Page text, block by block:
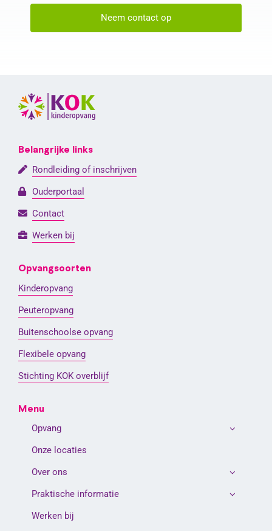
Neem contact op
Belangrijke links
Rondleiding of inschrijven
Ouderportaal
Contact
Werken bij
Opvangsoorten
Kinderopvang
Peuteropvang
Buitenschoolse opvang
Flexibele opvang
Stichting KOK overblijf
Menu
Opvang
Onze locaties
Over ons
Praktische informatie
Werken bij